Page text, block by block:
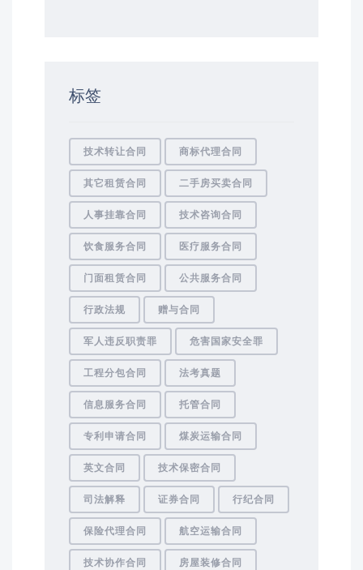
标签
技术转让合同 商标代理合同
其它租赁合同 二手房买卖合同
人事挂靠合同 技术咨询合同
饮食服务合同 医疗服务合同
门面租赁合同 公共服务合同
行政法规 赠与合同
军人违反职责罪 危害国家安全罪
工程分包合同 法考真题
信息服务合同 托管合同
专利申请合同 煤炭运输合同
英文合同 技术保密合同
司法解释 证券合同 行纪合同
保险代理合同 航空运输合同
技术协作合同 房屋装修合同